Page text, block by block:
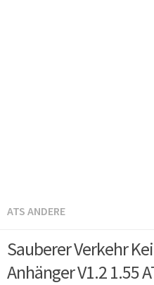
ATS ANDERE
Sauberer Verkehr
Anhänger V1.2 1.55